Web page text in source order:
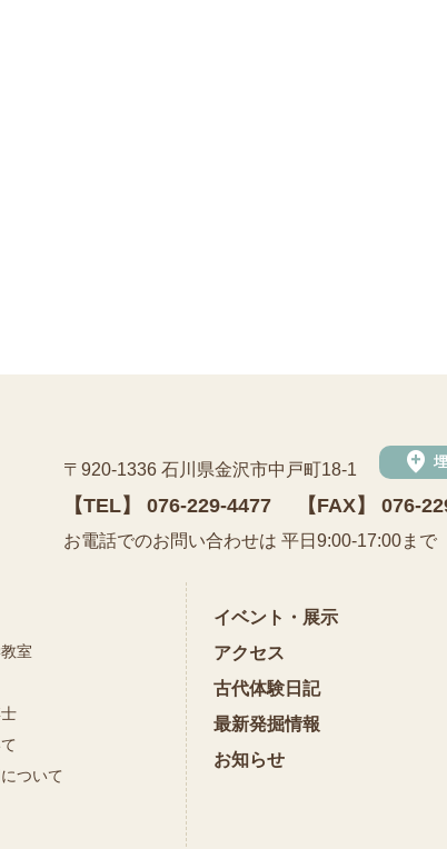
公益財団法人 石川県埋蔵文化財センター
〒920-1336 石川県金沢市中戸町18-1 add_location
【TEL】 076-229-4477 【FAX】 076-
お電話でのお問い合わせは 平日9:00-17:00まで
室
ついて
イベント・展示
アクセス
古代体験日記
最新発掘情報
お知らせ